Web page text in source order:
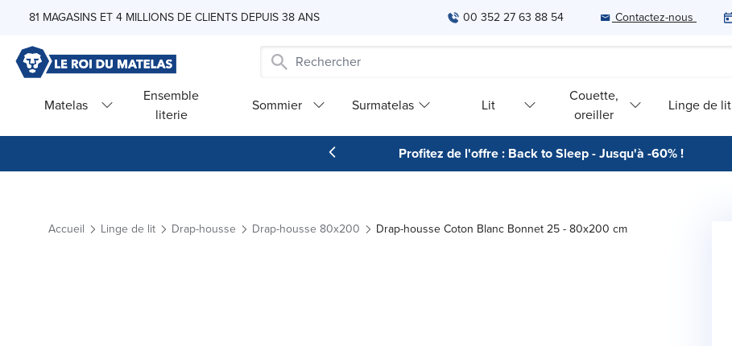
Skip to Content
81 MAGASINS ET 4 MILLIONS DE CLIENTS DEPUIS 38 ANS 00 352 27 63 88 54 Contactez-nous
Matelas
Ensemble
literie
Sommier Surmatelas Lit
Couette,
oreiller
Linge de lit
Profitez de l'offre : Back to Sleep - Jusqu'à -60% !
Accueil Linge de lit Drap-housse Drap-housse 80x200 Drap-housse Coton Blanc Bonnet 25 - 80x200 cm